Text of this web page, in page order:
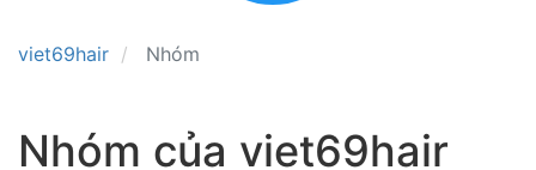
viet69hair Nhóm
Nhóm của viet69hair